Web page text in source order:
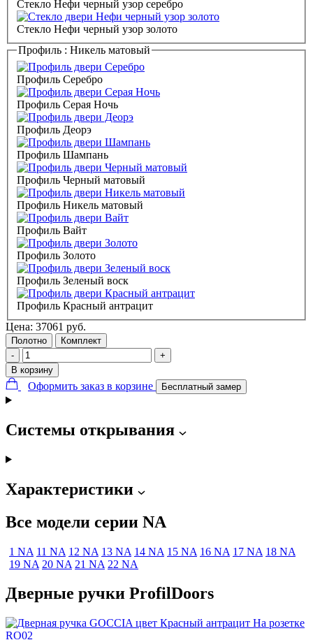
Стекло Нефи черный узор серебро
Стекло Нефи черный узор золото
Профиль : Никель матовый
Профиль Серебро
Профиль Серая Ночь
Профиль Деорэ
Профиль Шампань
Профиль Черный матовый
Профиль Никель матовый
Профиль Вайт
Профиль Золото
Профиль Зеленый воск
Профиль Красный антрацит
Цена: 37061 руб.
Полотно
Комплект
-
+
В корзину
Оформить заказ в корзине Бесплатный замер
Системы открывания
Характеристики
Все модели серии NA
1 NA 11 NA 12 NA 13 NA 14 NA 15 NA 16 NA 17 NA 18 NA
19 NA 20 NA 21 NA 22 NA
Дверные ручки ProfilDoors